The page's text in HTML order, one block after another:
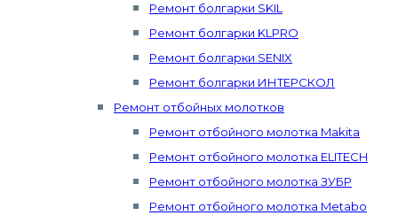
Ремонт болгарки SKIL
Ремонт болгарки KLPRO
Ремонт болгарки SENIX
Ремонт болгарки ИНТЕРСКОЛ
Ремонт отбойных молотков
Ремонт отбойного молотка Makita
Ремонт отбойного молотка ELITECH
Ремонт отбойного молотка ЗУБР
Ремонт отбойного молотка Metabo